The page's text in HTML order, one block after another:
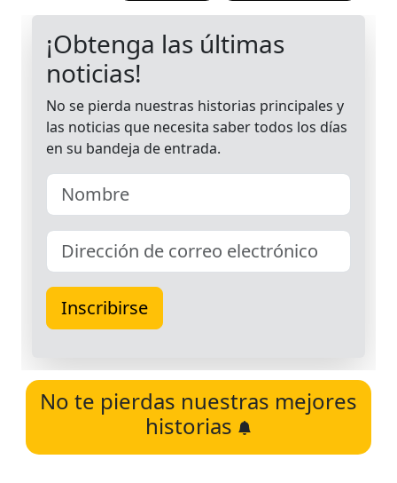
No te pierdas nuestras mejores
historias